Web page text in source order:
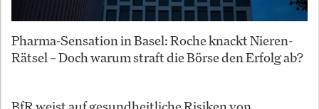
Pharma-Sensation in Basel: Roche knackt Nieren-
Rätsel – Doch warum straft die Börse den Erfolg ab?